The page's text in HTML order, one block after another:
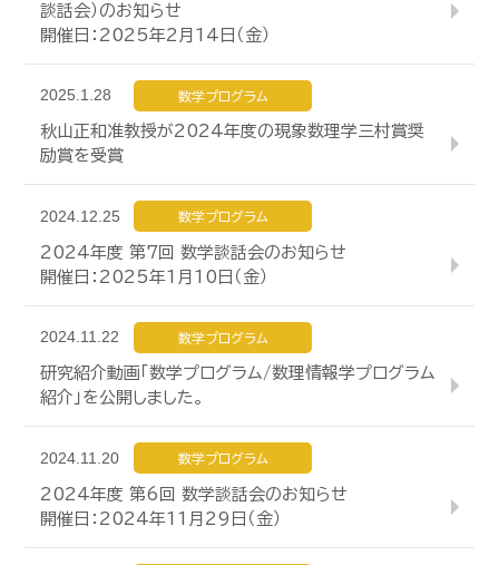
談話会）のお知らせ
開催日：2025年2月14日（金）
2025.1.28 数学プログラム
秋山正和准教授が2024年度の現象数理学三村賞奨
励賞を受賞
2024.12.25 数学プログラム
2024年度 第7回 数学談話会のお知らせ
開催日：2025年1月10日（金）
2024.11.22 数学プログラム
研究紹介動画「数学プログラム/数理情報学プログラム
紹介」を公開しました。
2024.11.20 数学プログラム
2024年度 第6回 数学談話会のお知らせ
開催日：2024年11月29日（金）